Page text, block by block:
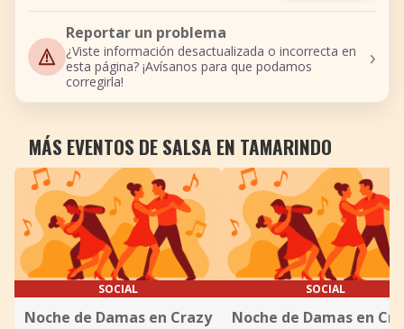
Reportar un problema
¿Viste información desactualizada o incorrecta en
esta página? ¡Avísanos para que podamos
corregirla!
›
MÁS EVENTOS DE SALSA EN TAMARINDO
SOCIAL
Noche de Damas en Crazy
SOCIAL
Noche de Damas en